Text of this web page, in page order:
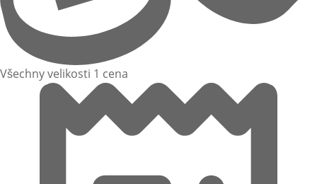
Všechny velikosti 1 cena